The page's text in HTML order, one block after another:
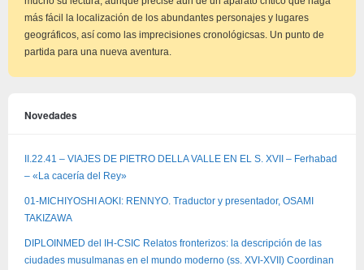
más fácil la localización de los abundantes personajes y lugares
geográficos, así como las imprecisiones cronológicsas. Un punto de
partida para una nueva aventura.
Novedades
II.22.41 – VIAJES DE PIETRO DELLA VALLE EN EL S. XVII – Ferhabad
– «La cacería del Rey»
01-MICHIYOSHI AOKI: RENNYO. Traductor y presentador, OSAMI
TAKIZAWA
DIPLOINMED del IH-CSIC Relatos fronterizos: la descripción de las
ciudades musulmanas en el mundo moderno (ss. XVI-XVII) Coordinan